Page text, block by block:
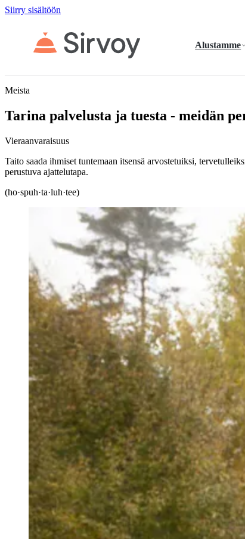
Siirry sisältöön
Alustamme
Meista
Tarina palvelusta ja tuesta - meidän
Vieraanvaraisuus
Taito saada ihmiset tuntemaan itsensä arvostetuiksi,
perustuva ajattelutapa.
(ho·spuh·ta·luh·tee)